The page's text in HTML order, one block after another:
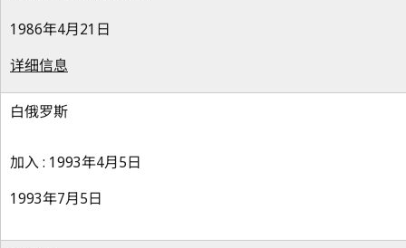
1986年4月21日
详细信息
白俄罗斯
加入 : 1993年4月5日
1993年7月5日